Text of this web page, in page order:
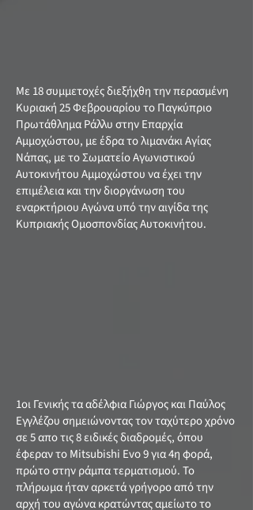
Με 18 συμμετοχές διεξήχθη την περασμένη
Κυριακή 25 Φεβρουαρίου το Παγκύπριο
Πρωτάθλημα Ράλλυ στην Επαρχία
Αμμοχώστου, με έδρα το λιμανάκι Αγίας
Νάπας, με το Σωματείο Αγωνιστικού
Αυτοκινήτου Αμμοχώστου να έχει την
επιμέλεια και την διοργάνωση του
εναρκτήριου Αγώνα υπό την αιγίδα της
Κυπριακής Ομοσπονδίας Αυτοκινήτου.
1οι Γενικής τα αδέλφια Γιώργος και Παύλος
Εγγλέζου σημειώνοντας τον ταχύτερο χρόνο
σε 5 απο τις 8 ειδικές διαδρομές, όπου
έφεραν το Mitsubishi Evo 9 για 4η φορά,
πρώτο στην ράμπα τερματισμού. Το
πλήρωμα ήταν αρκετά γρήγορο από την
αρχή του αγώνα κρατώντας αμείωτο το